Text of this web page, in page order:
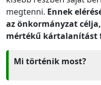
megtenni. Ennek
az önkormányzat
mértékű kártalanítást
Mi történik most?